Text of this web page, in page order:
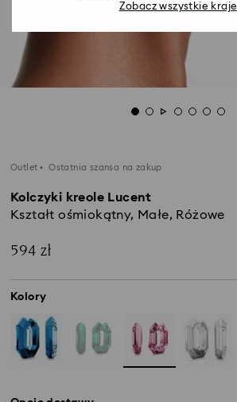
Outlet Ostatnia szansa na zakup
Kolczyki kreole Lucent
Kształt ośmiokątny, Małe, Różowe
594 zł
Kolory
Zobacz wszystkie kraje